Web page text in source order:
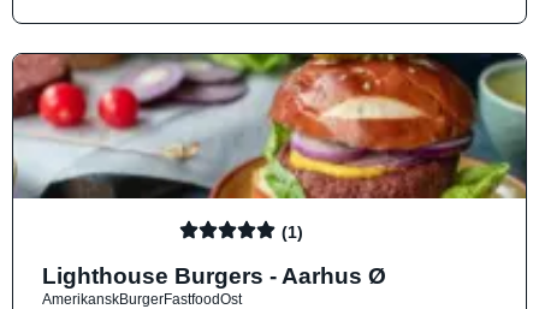
(1)
Lighthouse Burgers - Aarhus Ø
AmerikanskBurgerFastfoodOst